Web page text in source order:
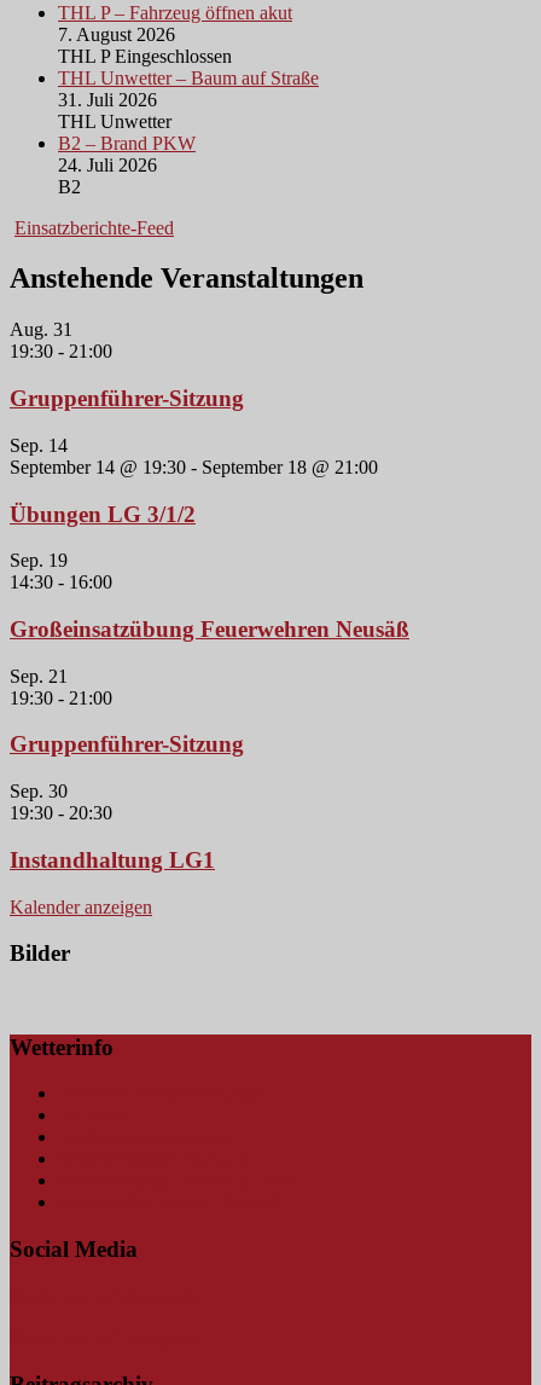
THL P – Fahrzeug öffnen akut
7. August 2026
THL P Eingeschlossen
THL Unwetter – Baum auf Straße
31. Juli 2026
THL Unwetter
B2 – Brand PKW
24. Juli 2026
B2
Einsatzberichte-Feed
Anstehende Veranstaltungen
Aug. 31
19:30 - 21:00
Gruppenführer-Sitzung
Sep. 14
September 14 @ 19:30 - September 18 @ 21:00
Übungen LG 3/1/2
Sep. 19
14:30 - 16:00
Großeinsatzübung Feuerwehren Neusäß
Sep. 21
19:30 - 21:00
Gruppenführer-Sitzung
Sep. 30
19:30 - 20:30
Instandhaltung LG1
Kalender anzeigen
Bilder
Wetterinfo
Social Media